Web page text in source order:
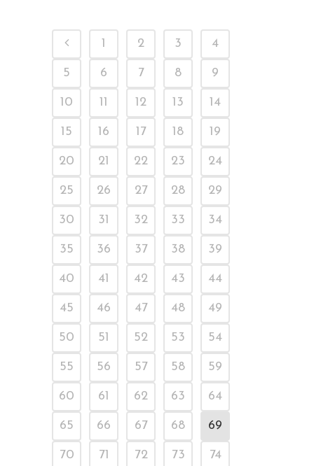
1 2 3 4
5 6 7 8 9
10 11 12 13 14
15 16 17 18 19
20 21 22 23 24
25 26 27 28 29
30 31 32 33 34
35 36 37 38 39
40 41 42 43 44
45 46 47 48 49
50 51 52 53 54
55 56 57 58 59
60 61 62 63 64
65 66 67 68 69
70 71 72 73 74